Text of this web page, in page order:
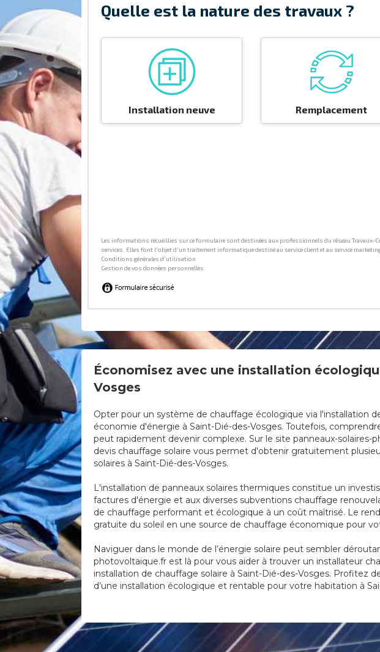
Économisez avec une installation
Vosges
Opter pour un système de chauffage écologique via l'installation
économie d'énergie à Saint-Dié-des-Vosges. Toutefois,
peut rapidement devenir complexe. Sur le site panneaux-
devis chauffage solaire vous permet d'obtenir gratuitement
solaires à Saint-Dié-des-Vosges.
L'installation de panneaux solaires thermiques constitue un
factures d'énergie et aux diverses subventions chauffage
de chauffage performant et écologique à un coût maîtrisé. Le
gratuite du soleil en une source de chauffage économique pour
Naviguer dans le monde de l’énergie solaire peut sembler
photovoltaique.fr est là pour vous aider à trouver un installateur
installation de chauffage solaire à Saint-Dié-des-Vosges. Profitez
d’une installation écologique et rentable pour votre habitation à